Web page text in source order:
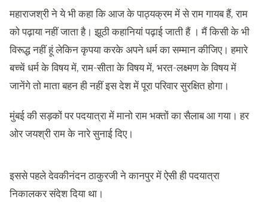
महाराजश्री ने ये भी कहा कि आज के पाठ्यक्रम में से राम गायब हैं, राम
को पढ़ाया नहीं जाता है। झूठी कहानियां पढ़ाई जाती हैं । मैं किसी के भी
विरूद्ध नहीं हूं लेकिन कृपया करके अपने धर्म का सम्मान कीजिए। हमारे
बच्चें धर्म के विषय में, राम-सीता के विषय में, भरत-लक्ष्मण के विषय में
जानेंगे तो माता बहन ही नहीं इस देश में पूरा परिवार सुरक्षित होगा।
मुंबई की सड़कों पर पदयात्रा में मानो राम भक्तों का सैलाब आ गया। हर
ओर जयश्री राम के नारे सुनाई दिए।
इससे पहले देवकीनंदन ठाकुरजी ने कानपुर में ऐसी ही पदयात्रा
निकालकर संदेश दिया था।